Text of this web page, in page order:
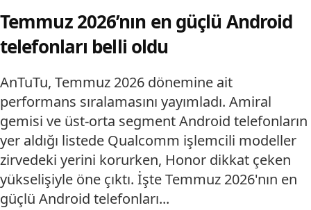
Temmuz 2026’nın en güçlü Android
telefonları belli oldu
AnTuTu, Temmuz 2026 dönemine ait
performans sıralamasını yayımladı. Amiral
gemisi ve üst-orta segment Android telefonların
yer aldığı listede Qualcomm işlemcili modeller
zirvedeki yerini korurken, Honor dikkat çeken
yükselişiyle öne çıktı. İşte Temmuz 2026'nın en
güçlü Android telefonları...